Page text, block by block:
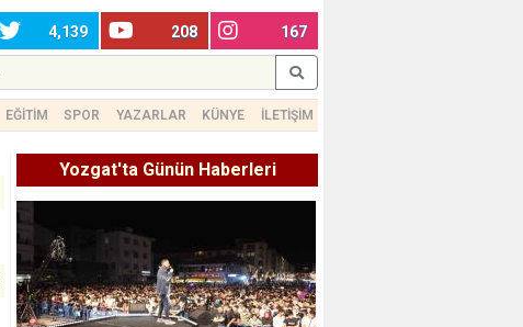
4,139 208 167
EĞİTİM SPOR YAZARLAR KÜNYE İLETİŞİM
Yozgat'ta Günün Haberleri